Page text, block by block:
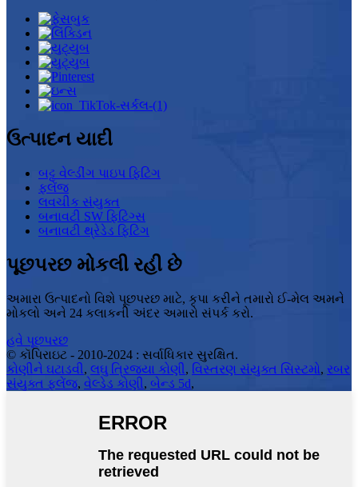
ઉત્પાદન યાદી
બટ્ટ વેલ્ડીંગ પાઇપ ફિટિંગ
ફ્લેંજ
લવચીક સંયુક્ત
બનાવટી SW ફિટિંગ્સ
બનાવટી થ્રેડેડ ફિટિંગ
પૂછપરછ મોકલી રહી છે
અમારા ઉત્પાદનો વિશે પૂછપરછ માટે, કૃપા કરીને તમારો ઈ-મેલ અમને
મોકલો અને 24 કલાકની અંદર અમારો સંપર્ક કરો.
હવે પૂછપરછ
© કૉપિરાઇટ - 2010-2024 : સર્વાધિકાર સુરક્ષિત.
કોણીને ઘટાડવી, લઘુ ત્રિજ્યા કોણી, વિસ્તરણ સંયુક્ત સિસ્ટમો, રબર
સંયુક્ત ફ્લેંજ, વેલ્ડેડ કોણી , બેન્ડ 5d,